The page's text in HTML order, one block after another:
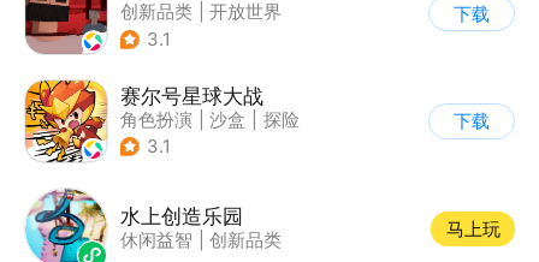
创新品类
开放世界
| 像素风
3.1
下载
赛尔号星球大战
角色扮演 沙盒
探险
| 赛尔号
3.1
下载
水上创造乐园
休闲益智 创新品类
马上玩